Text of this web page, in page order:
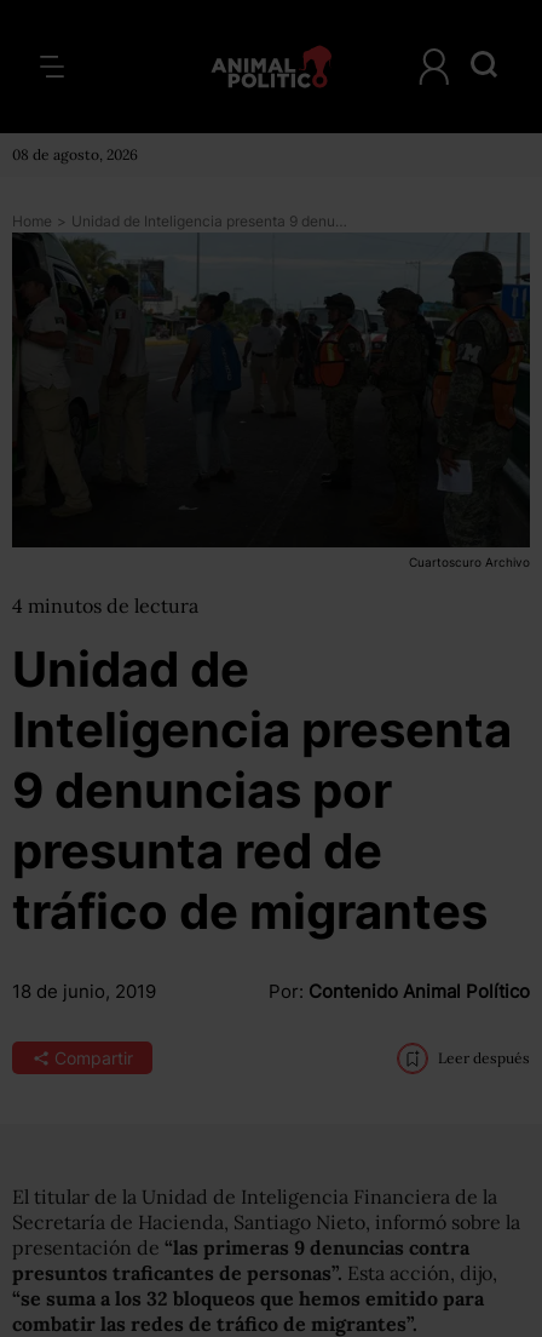
08 de agosto, 2026
Home > Unidad de Inteligencia presenta 9 denuncias por presunta red de tráfico de migrantes
Cuartoscuro Archivo
4 minutos de lectura
Unidad de
Inteligencia presenta
9 denuncias por
presunta red de
tráfico de migrantes
18 de junio, 2019 Por: Contenido Animal Político
Compartir Leer después
El titular de la Unidad de Inteligencia Financiera de la
Secretaría de Hacienda, Santiago Nieto, informó sobre la
presentación de “las primeras 9 denuncias contra
presuntos traficantes de personas”. Esta acción, dijo,
“se suma a los 32 bloqueos que hemos emitido para
combatir las redes de tráfico de migrantes”.